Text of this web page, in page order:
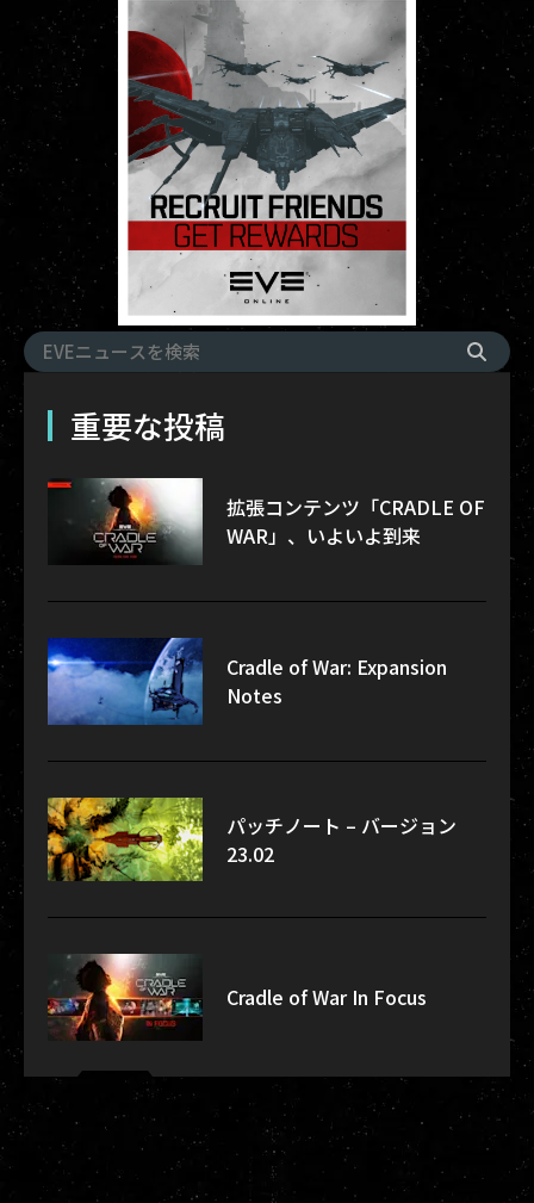
重要な投稿
拡張コンテンツ「CRADLE OF
WAR」、いよいよ到来
Cradle of War: Expansion
Notes
パッチノート – バージョン
23.02
Cradle of War In Focus